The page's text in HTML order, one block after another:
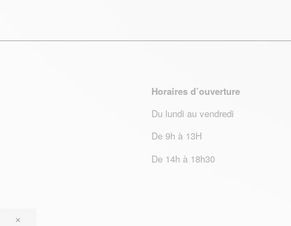
Horaires d’ouverture
Du lundi au vendredi
De 9h à 13H
De 14h à 18h30
×